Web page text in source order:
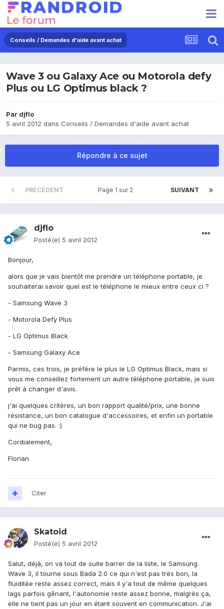
Conseils / Demandes d'aide avant achat
Wave 3 ou Galaxy Ace ou Motorola defy
Plus ou LG Optimus black ?
Par djflo
5 avril 2012 dans Conseils / Demandes d'aide avant achat
Répondre à ce sujet
PRÉCÉDENT SUIVANT
Page 1 sur 2
djflo
Posté(e) 5 avril 2012
Bonjour,
alors que je vais bientôt me prendre un téléphone portable, je
souhaiterai savoir quel est le téléphone le mieux entre ceux ci ?
- Samsung Wave 3
- Motorola Defy Plus
- LG Optimus Black
- Samsung Galaxy Ace
Parmis, ces trois, je préfère le plus le LG Optimus Black, mais si
vous me conseillez fortement un autre téléphone portable, je suis
prêt à changer d'avis.
j'ai quelques critères, un bon rapport qualité/prix, une bonne
résistance, un bon catalogue d'accessoires, et enfin un portable
qui ne bug pas. :)
Cordialement,
Florian
Citer
Skatoid
Posté(e) 5 avril 2012
Salut, déjà, on va tout de suite barrer de la liste, le Samsung
Wave 3, il tourne sous Bada 2.0 ce qui n'est pas très bon, la
fluiditée reste assez correct, mais il y'a tout de même quelques
lags parfois gênant, l'autonomie reste assez bonne, malgrès ça,
elle ne tient pas un jour en étant souvent en communication. J'ai